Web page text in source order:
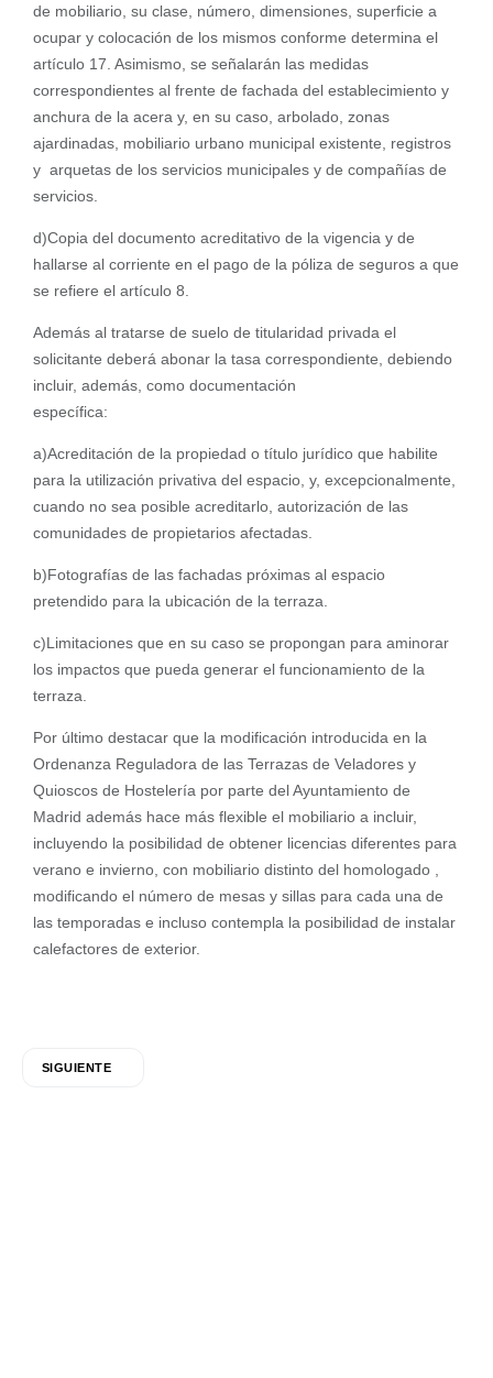
de mobiliario, su clase, número, dimensiones, superficie a
ocupar y colocación de los mismos conforme determina el
artículo 17. Asimismo, se señalarán las medidas
correspondientes al frente de fachada del establecimiento y
anchura de la acera y, en su caso, arbolado, zonas
ajardinadas, mobiliario urbano municipal existente, registros
y arquetas de los servicios municipales y de compañías de
servicios.
d)Copia del documento acreditativo de la vigencia y de
hallarse al corriente en el pago de la póliza de seguros a que
se refiere el artículo 8.
Además al tratarse de suelo de titularidad privada el
solicitante deberá abonar la tasa correspondiente, debiendo
incluir, además, como documentación
específica:
a)Acreditación de la propiedad o título jurídico que habilite
para la utilización privativa del espacio, y, excepcionalmente,
cuando no sea posible acreditarlo, autorización de las
comunidades de propietarios afectadas.
b)Fotografías de las fachadas próximas al espacio
pretendido para la ubicación de la terraza.
c)Limitaciones que en su caso se propongan para aminorar
los impactos que pueda generar el funcionamiento de la
terraza.
Por último destacar que la modificación introducida en la
Ordenanza Reguladora de las Terrazas de Veladores y
Quioscos de Hostelería por parte del Ayuntamiento de
Madrid además hace más flexible el mobiliario a incluir,
incluyendo la posibilidad de obtener licencias diferentes para
verano e invierno, con mobiliario distinto del homologado ,
modificando el número de mesas y sillas para cada una de
las temporadas e incluso contempla la posibilidad de instalar
calefactores de exterior.
SIGUIENTE